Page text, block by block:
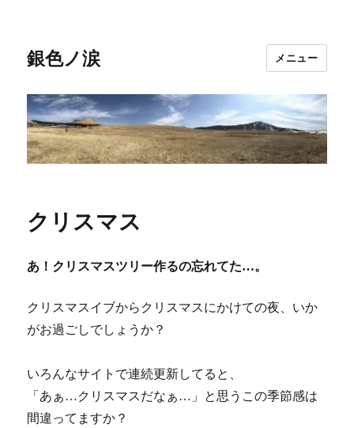
銀色ノ涙 メニュー
クリスマス
あ！クリスマスツリー作るの忘れてた…。
クリスマスイブからクリスマスにかけての夜、いか
がお過ごしでしょうか？
いろんなサイトで連続更新してると、
「あぁ…クリスマスだなぁ…」と思うこの季節感は
間違ってますか？